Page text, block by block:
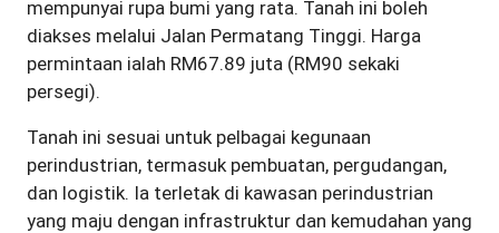
mempunyai rupa bumi yang rata. Tanah ini boleh
diakses melalui Jalan Permatang Tinggi. Harga
permintaan ialah RM67.89 juta (RM90 sekaki
persegi).
Tanah ini sesuai untuk pelbagai kegunaan
perindustrian, termasuk pembuatan, pergudangan,
dan logistik. Ia terletak di kawasan perindustrian
yang maju dengan infrastruktur dan kemudahan yang